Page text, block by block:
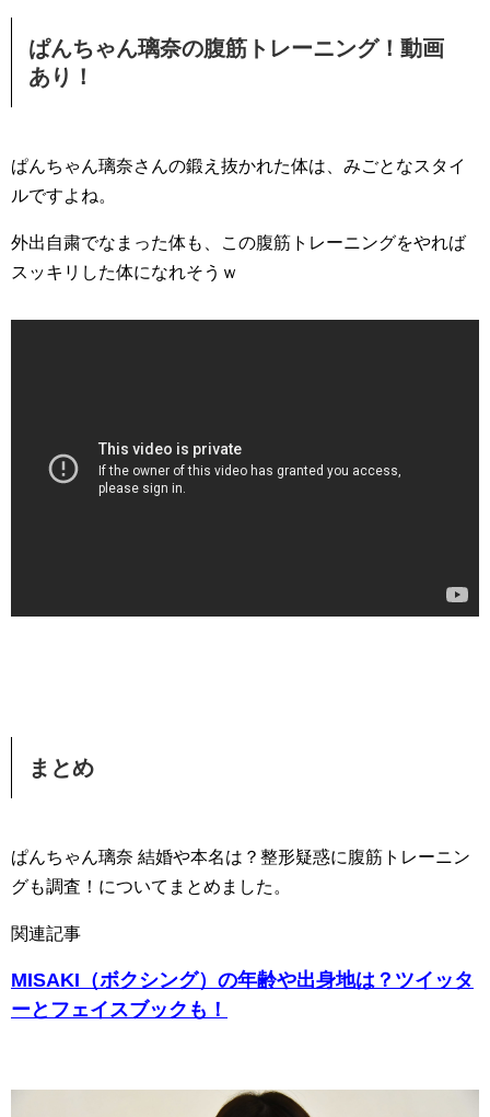
ぱんちゃん璃奈の腹筋トレーニング！動画
あり！
ぱんちゃん璃奈さんの鍛え抜かれた体は、みごとなスタイ
ルですよね。
外出自粛でなまった体も、この腹筋トレーニングをやれば
スッキリした体になれそうｗ
まとめ
ぱんちゃん璃奈 結婚や本名は？整形疑惑に腹筋トレーニン
グも調査！についてまとめました。
関連記事
MISAKI（ボクシング）の年齢や出身地は？ツイッタ
ーとフェイスブックも！